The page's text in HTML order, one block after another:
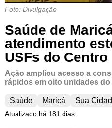
Foto: Divulgação
Saúde de
atendimento
USFs do Centro
Ação ampliou acesso a
rápidos em oito unidades
Saúde Maricá Sua
Atualizado há 181 dias